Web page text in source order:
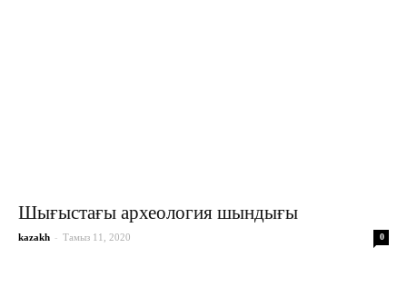
Шығыстағы археология шындығы
kazakh - Тамыз 11, 2020 0